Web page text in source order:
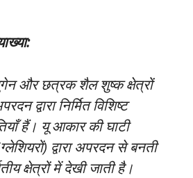
और छत्रक शैल शुष्क क्षेत्रों
द्वारा निर्मित विशिष्ट
हैं। यू आकार की घाटी
द्वारा अपरदन से बनती
क्षेत्रों में देखी जाती है।